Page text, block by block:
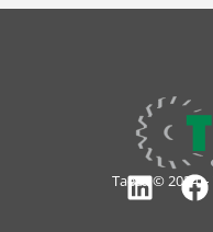
Taesa © 2024